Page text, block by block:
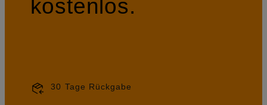
kostenlos.
30 Tage Rückgabe